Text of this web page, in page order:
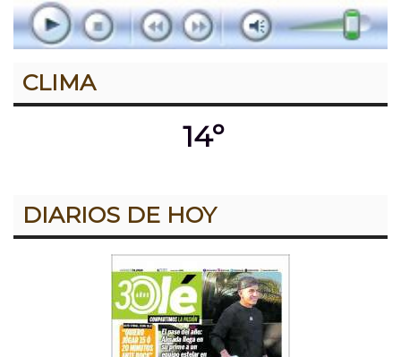
CLIMA
14º
DIARIOS DE HOY